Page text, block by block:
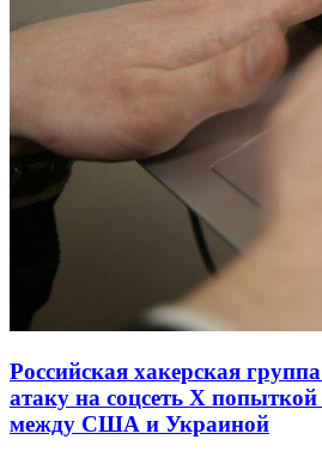
Российская хакерская
атаку на соцсеть Х попыткой
между США и Украиной